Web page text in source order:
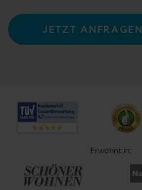
JETZT ANFRAGEN
Erwähnt in: